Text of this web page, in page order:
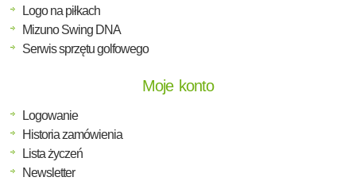
Logo na piłkach
Mizuno Swing DNA
Serwis sprzętu golfowego
Moje konto
Logowanie
Historia zamówienia
Lista życzeń
Newsletter